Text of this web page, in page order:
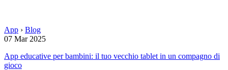
App › Blog
07 Mar 2025
App educative per bambini: il tuo vecchio tablet in un compagno di
gioco